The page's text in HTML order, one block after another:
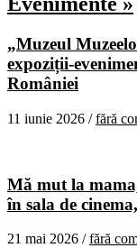
„Muzeul
expoziții-
României
11 iunie 2026 /fără
Mă mut la
în sala de
21 mai 2026 /fără